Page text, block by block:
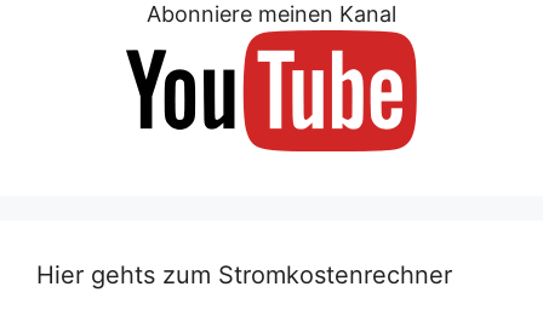
Abonniere meinen Kanal
Hier gehts zum Stromkostenrechner